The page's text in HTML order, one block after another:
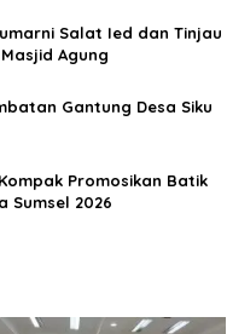
Salat Ied dan Tinjau
Agung
Gantung Desa Siku
Promosikan Batik
Sumsel 2026